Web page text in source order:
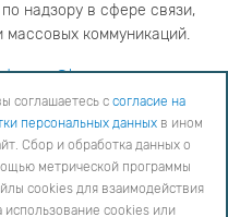
надзору в сфере связи,
массовых коммуникаций.
81555-79-516
с согласие на обработку данных
покинуть сайт. Сбор и обработка
программы "Яндекс Метрика".
с вами. Вы можете согласиться на
изменив настройки вашего интернет-
соглашаетесь с согласие на
персональных данных в ином
Сбор и обработка данных о
метрической программы
cookies для взаимодействия
использование cookies или